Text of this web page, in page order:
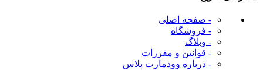
- صفحه اصلی
- فروشگاه
- وبلاگ
- قوانین و مقررات
- درباره وودمارت پلاس